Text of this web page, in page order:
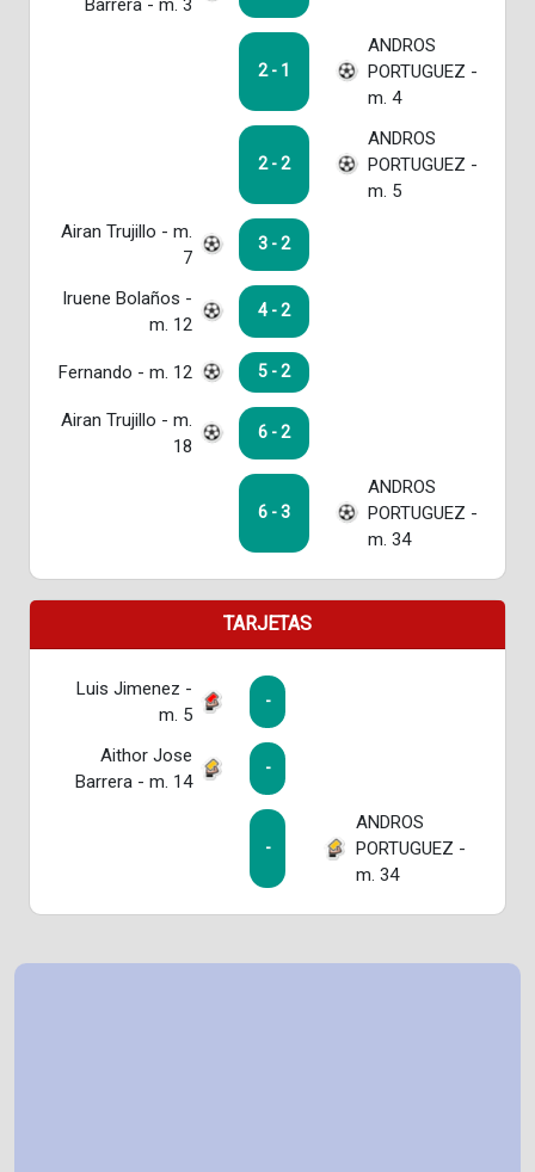
Barrera - m. 3
2 - 1
ANDROS
PORTUGUEZ -
m. 4
2 - 2
ANDROS
PORTUGUEZ -
m. 5
Airan Trujillo - m.
7
3 - 2
Iruene Bolaños -
m. 12
4 - 2
Fernando - m. 12 5 - 2
Airan Trujillo - m.
18
6 - 2
6 - 3
ANDROS
PORTUGUEZ -
m. 34
TARJETAS
Luis Jimenez -
m. 5
-
Aithor Jose
Barrera - m. 14
-
-
ANDROS
PORTUGUEZ -
m. 34